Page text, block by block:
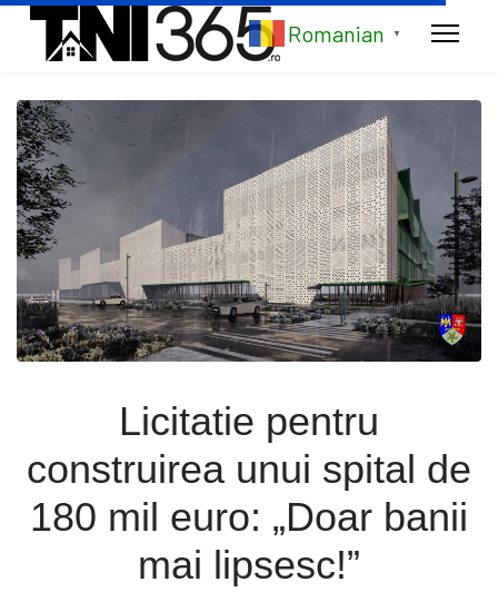
Romanian ▼
Licitatie pentru
construirea unui spital de
180 mil euro: „Doar banii
mai lipsesc!”